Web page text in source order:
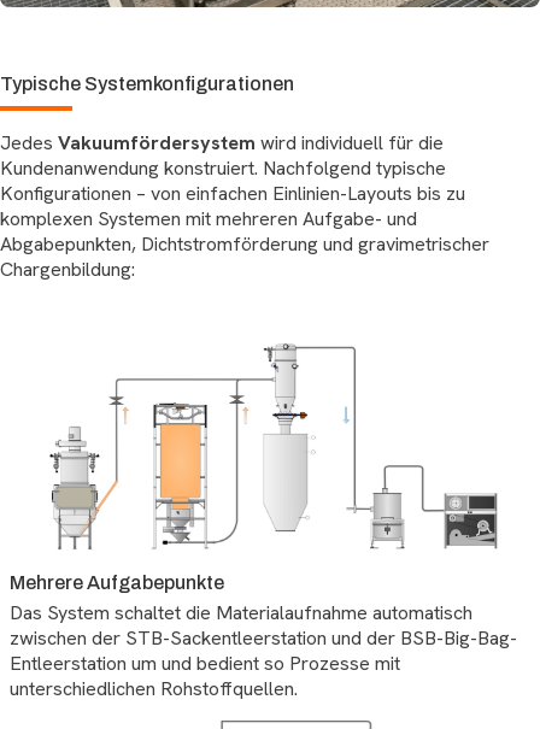
Typische Systemkonfigurationen
Jedes Vakuumfördersystem wird individuell für die
Kundenanwendung konstruiert. Nachfolgend typische
Konfigurationen – von einfachen Einlinien-Layouts bis zu
komplexen Systemen mit mehreren Aufgabe- und
Abgabepunkten, Dichtstromförderung und gravimetrischer
Chargenbildung:
Mehrere Aufgabepunkte
Das System schaltet die Materialaufnahme automatisch
zwischen der STB-Sackentleerstation und der BSB-Big-Bag-
Entleerstation um und bedient so Prozesse mit
unterschiedlichen Rohstoffquellen.